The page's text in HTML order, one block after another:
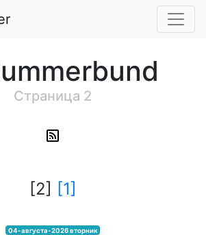
Cтраница 2
[2] [1]
04-августа-2026 вторник